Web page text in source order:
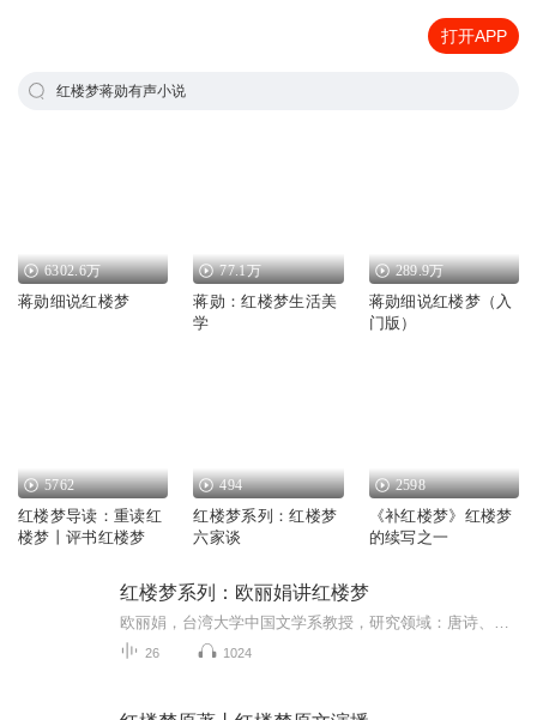
打开APP
红楼梦蒋勋有声小说
6302.6万
蒋勋细说红楼梦
77.1万
蒋勋：红楼梦生活美
学
289.9万
蒋勋细说红楼梦（入
门版）
5762
红楼梦导读：重读红
楼梦丨评书红楼梦
494
红楼梦系列：红楼梦
六家谈
2598
《补红楼梦》红楼梦
的续写之一
红楼梦系列：欧丽娟讲红楼梦
26 1024